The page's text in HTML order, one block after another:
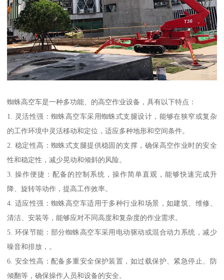
蜘蛛高空车是一种多功能、的高空作业设备，具有以下特点：
1. 灵活性强：蜘蛛高空车采用蜘蛛式支腿设计，能够在狭窄或复杂
的工作环境中灵活移动和定位，适应多种地形和空间条件。
2. 稳定性高：蜘蛛式支腿提供稳固的支撑，确保高空作业时的安全
性和稳定性，减少晃动和倾斜的风险。
3. 操作便捷：配备的控制系统，操作简单直观，能够快速完成升
降、旋转等动作，提高工作效率。
4. 适应性强：蜘蛛高空车适用于多种行业和场景，如建筑、维修、
清洁、安装等，能够应对不同高度和复杂度的作业需求。
5. 环保节能：部分蜘蛛高空车采用电动驱动或混合动力系统，减少
噪音和排放，。
6. 安全性高：配备多重安全保护装置，如过载保护、紧急停止、防
倾翻等，确保操作人员和设备的安全。